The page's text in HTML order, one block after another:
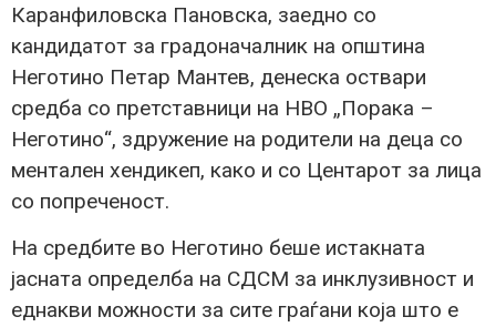
Каранфиловска Пановска, заедно со
кандидатот за градоначалник на општина
Неготино Петар Мантев, денеска оствари
средба со претставници на НВО „Порака –
Неготино“, здружение на родители на деца со
ментален хендикеп, како и со Центарот за лица
со попреченост.
На средбите во Неготино беше истакната
јасната определба на СДСМ за инклузивност и
еднакви можности за сите граѓани која што е